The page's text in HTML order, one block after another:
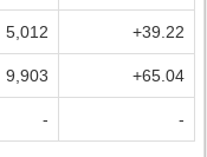
5,012 +39.22
9,903 +65.04
- -